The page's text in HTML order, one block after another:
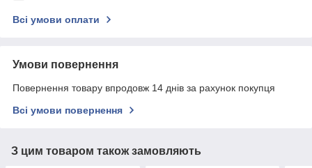
Всі умови оплати
Умови повернення
Повернення товару впродовж 14 днів за рахунок покупця
Всі умови повернення
З цим товаром також замовляють